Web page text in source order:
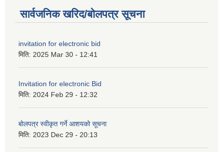
सार्वजनिक खरिद/बोलपत्र सूचना
invitation for electronic bid
मिति: 2025 Mar 30 - 12:41
Invitation for electronic Bid
मिति: 2024 Feb 29 - 12:32
बोलपत्र स्वीकृत गर्ने आशयको सूचना
मिति: 2023 Dec 29 - 20:13